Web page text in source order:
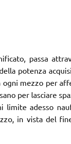
passa
potenza
ogni mezzo per
per lasciare
limite adesso
in vista del